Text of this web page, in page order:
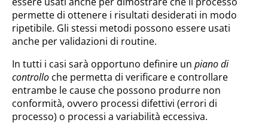
permette di ottenere i risultati desiderati in modo
ripetibile. Gli stessi metodi possono essere usati
anche per validazioni di routine.
In tutti i casi sarà opportuno definire un piano di
controllo che permetta di verificare e controllare
entrambe le cause che possono produrre non
conformità, ovvero processi difettivi (errori di
processo) o processi a variabilità eccessiva.